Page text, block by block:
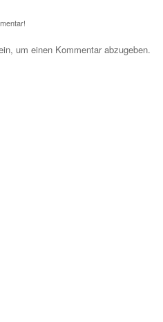
um einen Kommentar abzugeben.